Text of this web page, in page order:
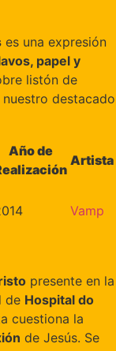
es una expresión
papel y
listón de
nuestro destacado
Año de
Artista
Vamp
presente en la
de Hospital do
cuestiona la
de Jesús. Se